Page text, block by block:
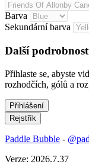
Barva
Sekundární barva
Další
Přihlaste se, abyste
rozhodčích, gólů a
Paddle Bubble -
Verze: 2026.7.37